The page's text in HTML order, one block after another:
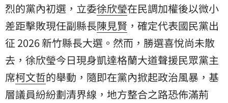
烈的黨內初選，立委徐欣瑩在民調加權後以微小
差距擊敗現任副縣長陳見賢 ，確定代表國民黨出
征 2026 新竹縣長大選。然而，勝選喜悅尚未散
去，徐欣瑩今日現身凱達格蘭大道聲援民眾黨主
席柯文哲的舉動，隨即在黨內掀起政治風暴，基
層議員紛紛劃清界線，地方整合之路恐佈滿荊